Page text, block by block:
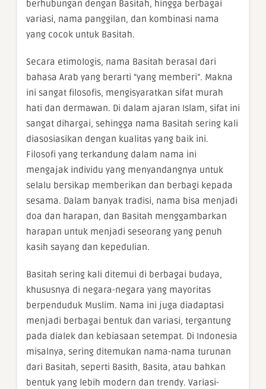
berhubungan dengan Basitah, hingga berbagai
variasi, nama panggilan, dan kombinasi nama
yang cocok untuk Basitah.
Secara etimologis, nama Basitah berasal dari
bahasa Arab yang berarti “yang memberi”. Makna
ini sangat filosofis, mengisyaratkan sifat murah
hati dan dermawan. Di dalam ajaran Islam, sifat ini
sangat dihargai, sehingga nama Basitah sering kali
diasosiasikan dengan kualitas yang baik ini.
Filosofi yang terkandung dalam nama ini
mengajak individu yang menyandangnya untuk
selalu bersikap memberikan dan berbagi kepada
sesama. Dalam banyak tradisi, nama bisa menjadi
doa dan harapan, dan Basitah menggambarkan
harapan untuk menjadi seseorang yang penuh
kasih sayang dan kepedulian.
Basitah sering kali ditemui di berbagai budaya,
khususnya di negara-negara yang mayoritas
berpenduduk Muslim. Nama ini juga diadaptasi
menjadi berbagai bentuk dan variasi, tergantung
pada dialek dan kebiasaan setempat. Di Indonesia
misalnya, sering ditemukan nama-nama turunan
dari Basitah, seperti Basith, Basita, atau bahkan
bentuk yang lebih modern dan trendy. Variasi-